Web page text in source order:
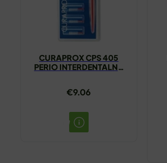
CURAPROX CPS 405
PERIO INTERDENTALNA
€9.06